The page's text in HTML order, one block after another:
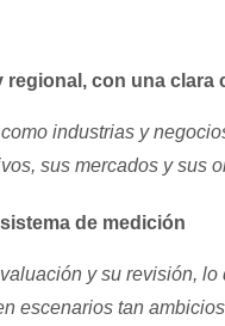
con una clara
industrias y
sus mercados y sus
de medición
y su revisión,
escenarios tan